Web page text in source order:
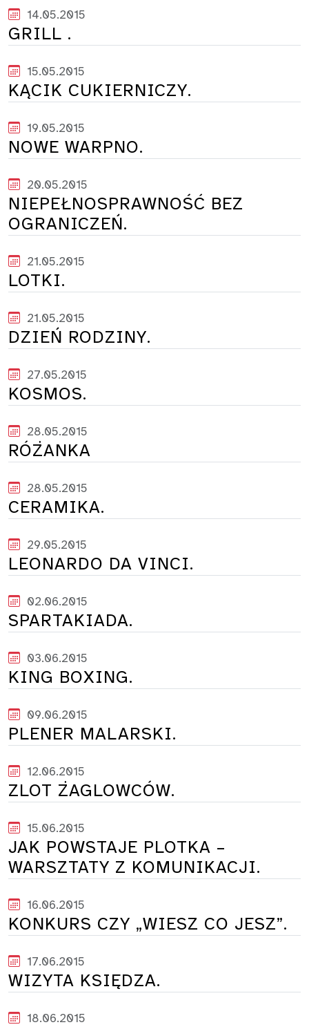
14.05.2015
GRILL .
15.05.2015
KĄCIK CUKIERNICZY.
19.05.2015
NOWE WARPNO.
20.05.2015
NIEPEŁNOSPRAWNOŚĆ BEZ
OGRANICZEŃ.
21.05.2015
LOTKI.
21.05.2015
DZIEŃ RODZINY.
27.05.2015
KOSMOS.
28.05.2015
RÓŻANKA
28.05.2015
CERAMIKA.
29.05.2015
LEONARDO DA VINCI.
02.06.2015
SPARTAKIADA.
03.06.2015
KING BOXING.
09.06.2015
PLENER MALARSKI.
12.06.2015
ZLOT ŻAGLOWCÓW.
15.06.2015
JAK POWSTAJE PLOTKA –
WARSZTATY Z KOMUNIKACJI.
16.06.2015
KONKURS CZY „WIESZ CO JESZ”.
17.06.2015
WIZYTA KSIĘDZA.
18.06.2015